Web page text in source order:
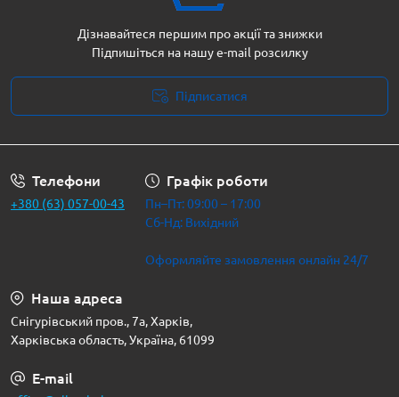
Дізнавайтеся першим про акції та знижки
Підпишіться на нашу e-mail розсилку
Підписатися
Телефони
+380 (63) 057-00-43
Графік роботи
Пн–Пт: 09:00 – 17:00
Сб-Нд: Вихідний
Оформляйте замовлення онлайн 24/7
Наша адреса
Снігурівський пров., 7а, Харків,
Харківська область, Україна, 61099
E-mail